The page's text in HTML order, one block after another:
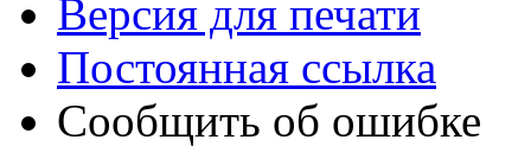
Версия для печати
Постоянная ссылка
Сообщить об ошибке